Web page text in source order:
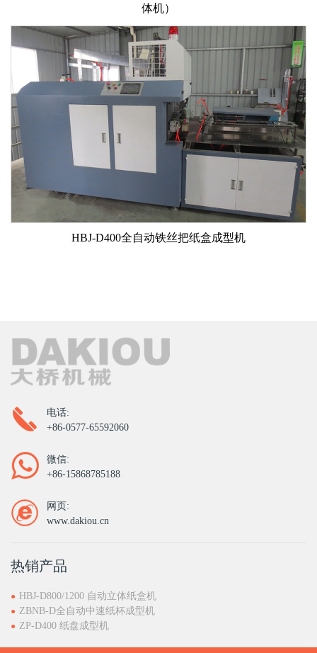
体机）
HBJ-D400全自动铁丝把纸盒成型机
电话:
+86-0577-65592060
微信:
+86-15868785188
网页:
www.dakiou.cn
热销产品
HBJ-D800/1200 自动立体纸盒机
ZBNB-D全自动中速纸杯成型机
ZP-D400 纸盘成型机